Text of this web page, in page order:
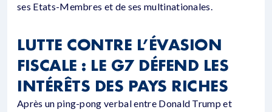
ses Etats-Membres et de ses multinationales.
LUTTE CONTRE L’ÉVASION
FISCALE : LE G7 DÉFEND LES
INTÉRÊTS DES PAYS RICHES
Après un ping-pong verbal entre Donald Trump et